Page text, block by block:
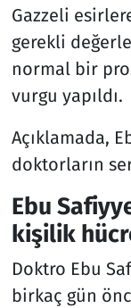
Gazzeli
gerekli
normal bir
vurgu yapıldı.
Açıklamada,
doktorların
Ebu
kişilik
Doktro Ebu
birkaç gün